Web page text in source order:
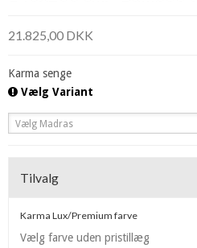
21.825,00 DKK
Karma senge
Vælg Variant
Vælg Madras
Tilvalg
Karma Lux/Premium farve
Vælg farve uden pristillæg